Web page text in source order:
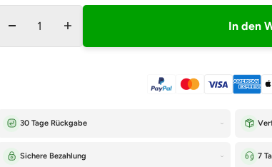
In den
30 Tage Rückgabe
Sichere Bezahlung 7